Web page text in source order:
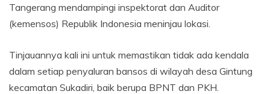
Tangerang mendampingi inspektorat dan Auditor
(kemensos) Republik Indonesia meninjau lokasi.
Tinjauannya kali ini untuk memastikan tidak ada kendala
dalam setiap penyaluran bansos di wilayah desa Gintung
kecamatan Sukadiri, baik berupa BPNT dan PKH.